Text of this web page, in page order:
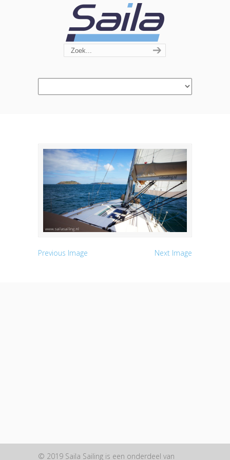
Previous Image Next Image
© 2019 Saila Sailing is een onderdeel van